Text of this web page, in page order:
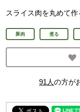
スライス肉を丸めて
豚肉 煮る
91 人の方が